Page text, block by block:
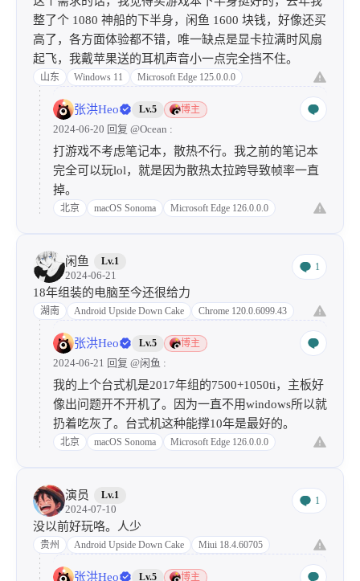
整了个 1080 神船的下半身，闲鱼 1600 块钱，好像还买
高了，各方面体验都不错，唯一缺点是显卡拉满时风扇
起飞，我戴苹果送的耳机声音小一点完全挡不住。
山东 Windows 11 Microsoft Edge 125.0.0.0
张洪Heo Lv.5 博主
2024-06-20 回复 @Ocean :
打游戏不考虑笔记本，散热不行。我之前的笔记本
完全可以玩lol，就是因为散热太拉跨导致帧率一直
掉。
北京 macOS Sonoma Microsoft Edge 126.0.0.0
闲鱼 Lv.1
2024-06-21
1
18年组装的电脑至今还很给力
湖南 Android Upside Down Cake Chrome 120.0.6099.43
张洪Heo Lv.5 博主
2024-06-21 回复 @闲鱼 :
我的上个台式机是2017年组的7500+1050ti，主板好
像出问题开不开机了。因为一直不用windows所以就
扔着吃灰了。台式机这种能撑10年是最好的。
北京 macOS Sonoma Microsoft Edge 126.0.0.0
演员 Lv.1
2024-07-10
1
没以前好玩咯。人少
贵州 Android Upside Down Cake Miui 18.4.60705
张洪Heo Lv.5 博主